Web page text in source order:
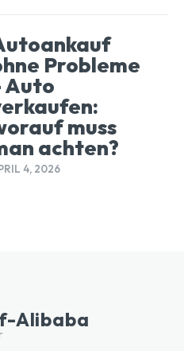
Probleme
Auto
muss
achten?
4, 2026
Alibaba